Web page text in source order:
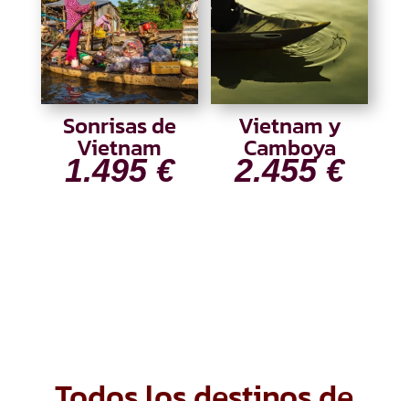
Sonrisas de
Vietnam
1.495 €
Vietnam y
Camboya
2.455€